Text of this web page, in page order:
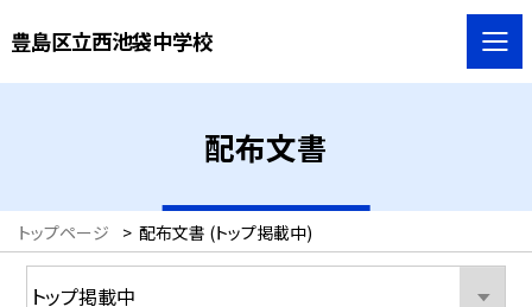
豊島区立西池袋中学校
配布文書
トップページ > 配布文書 (トップ掲載中)